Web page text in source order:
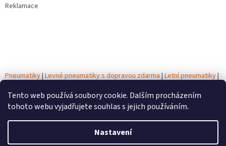
Tento web používá soubory cookie. Dalším procházením
tohoto webu vyjadřujete souhlas s jejich používáním.
Nastavení
Reklamace
Pneumatiky|Levné pneumatiky s dopravou zdarma|Letní pneumatiky|
Autobaterie